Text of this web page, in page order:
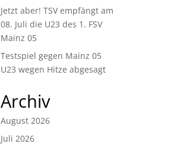
Jetzt aber! TSV empfängt am
08. Juli die U23 des 1. FSV
Mainz 05
Testspiel gegen Mainz 05
U23 wegen Hitze abgesagt
Archiv
August 2026
Juli 2026